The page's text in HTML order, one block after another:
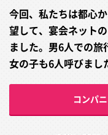
今回、私たちは都心
望して、宴会ネット
ました。男6人での
女の子も6人呼びまし
コンパ